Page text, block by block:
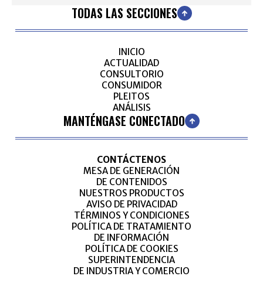
TODAS LAS SECCIONES
INICIO
ACTUALIDAD
CONSULTORIO
CONSUMIDOR
PLEITOS
ANÁLISIS
MANTÉNGASE CONECTADO
CONTÁCTENOS
MESA DE GENERACIÓN
DE CONTENIDOS
NUESTROS PRODUCTOS
AVISO DE PRIVACIDAD
TÉRMINOS Y CONDICIONES
POLÍTICA DE TRATAMIENTO
DE INFORMACIÓN
POLÍTICA DE COOKIES
SUPERINTENDENCIA
DE INDUSTRIA Y COMERCIO